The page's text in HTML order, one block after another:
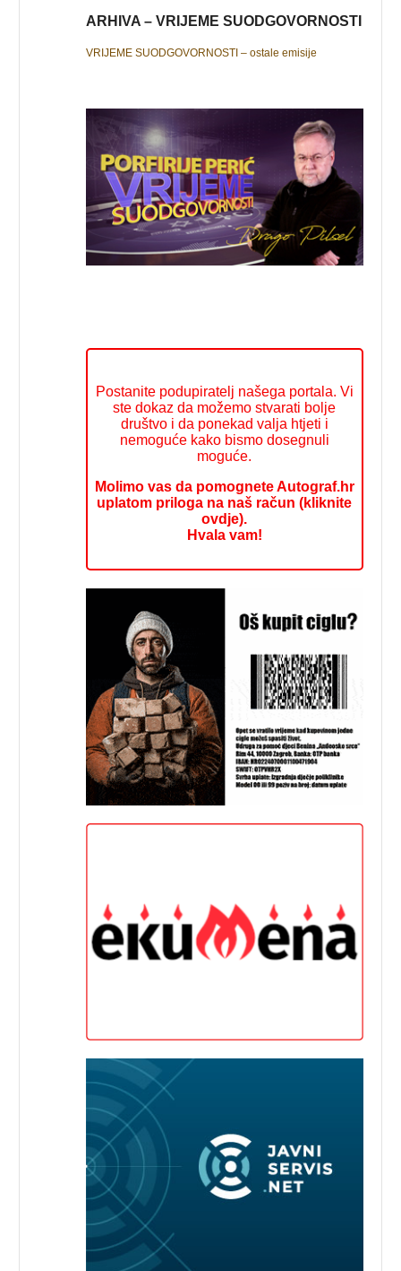
ARHIVA – VRIJEME SUODGOVORNOSTI
VRIJEME SUODGOVORNOSTI – ostale emisije
Postanite podupiratelj našega portala. Vi
ste dokaz da možemo stvarati bolje
društvo i da ponekad valja htjeti i
nemoguće kako bismo dosegnuli
moguće.
Molimo vas da pomognete Autograf.hr
uplatom priloga na naš račun (kliknite
ovdje).
Hvala vam!